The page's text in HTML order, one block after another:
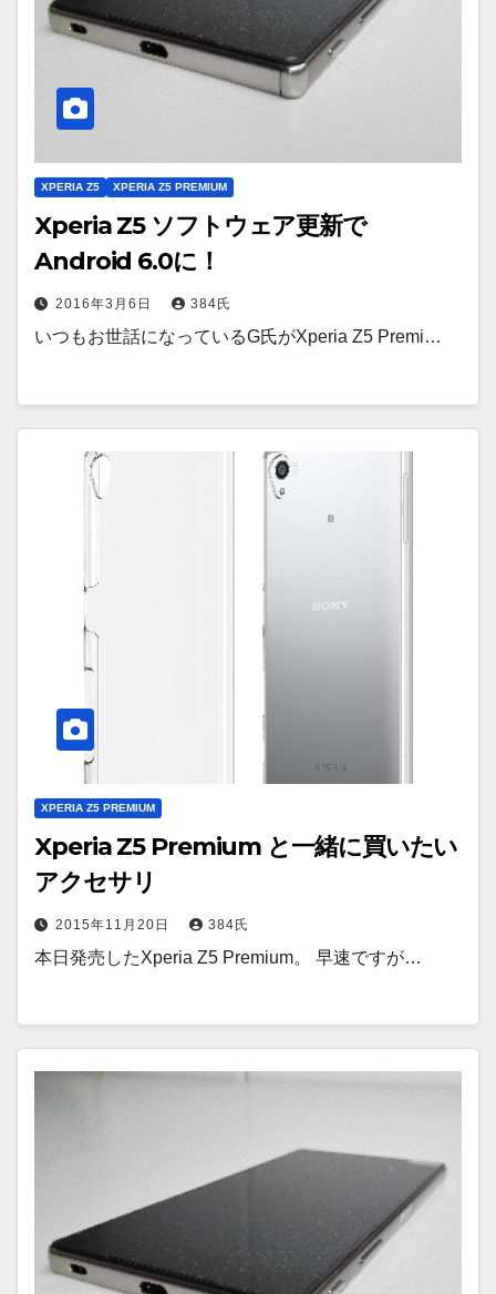
XPERIA Z5 XPERIA Z5 PREMIUM
Xperia Z5 ソフトウェア更新で
Android 6.0に！
2016年3月6日 384氏
いつもお世話になっているG氏がXperia Z5 Premi…
XPERIA Z5 PREMIUM
Xperia Z5 Premium と一緒に買いたい
アクセサリ
2015年11月20日 384氏
本日発売したXperia Z5 Premium。 早速ですが…